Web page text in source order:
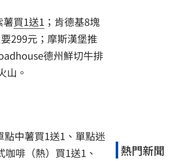
薯買1送1 ；肯德基8塊
299元；摩斯漢堡推
德州鮮切牛排
山。
中薯買1送1、單點迷
啡（熱）買1送1、
熱門新聞